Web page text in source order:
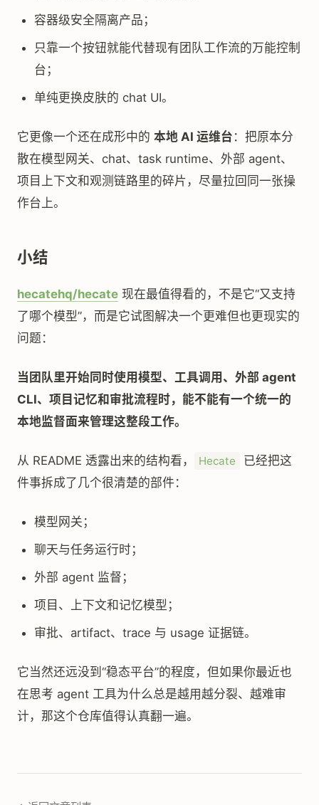
容器级安全隔离产品；
只靠一个按钮就能代替现有团队工作流的万能控制
台；
单纯更换皮肤的 chat UI。
它更像一个还在成形中的 本地 AI 运维台 ：把原本分
散在模型网关、chat、task runtime、外部 agent、
项目上下文和观测链路里的碎片，尽量拉回同一张操
作台上。
小结
hecatehq/hecate 现在最值得看的，不是它“又支持
了哪个模型”，而是它试图解决一个更难但也更现实的
问题：
当团队里开始同时使用模型、工具调用、外部 agent
CLI、项目记忆和审批流程时，能不能有一个统一的
本地监督面来管理这整段工作。
从 README 透露出来的结构看， Hecate
已经把这
件事拆成了几个很清楚的部件：
模型网关；
聊天与任务运行时；
外部 agent 监督；
项目、上下文和记忆模型；
审批、artifact、trace 与 usage 证据链。
它当然还远没到“稳态平台”的程度，但如果你最近也
在思考 agent 工具为什么总是越用越分裂、越难审
计，那这个仓库值得认真翻一遍。